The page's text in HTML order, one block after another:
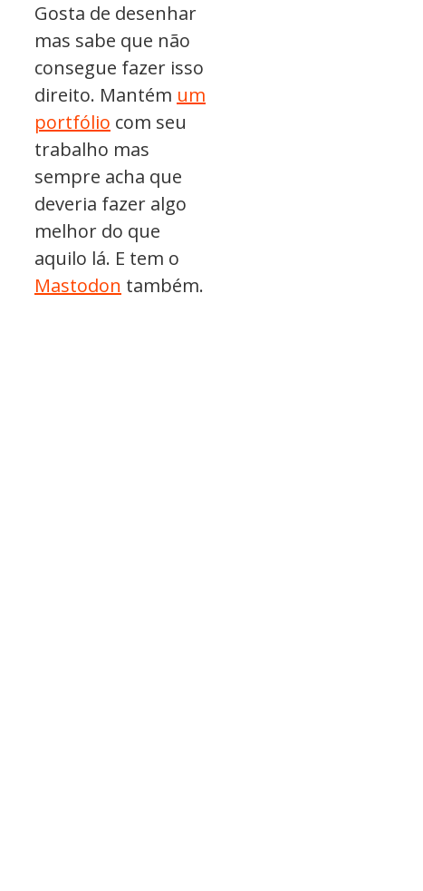
Gosta de desenhar
mas sabe que não
consegue fazer isso
direito. Mantém um
portfólio com seu
trabalho mas
sempre acha que
deveria fazer algo
melhor do que
aquilo lá. E tem o
Mastodon também.